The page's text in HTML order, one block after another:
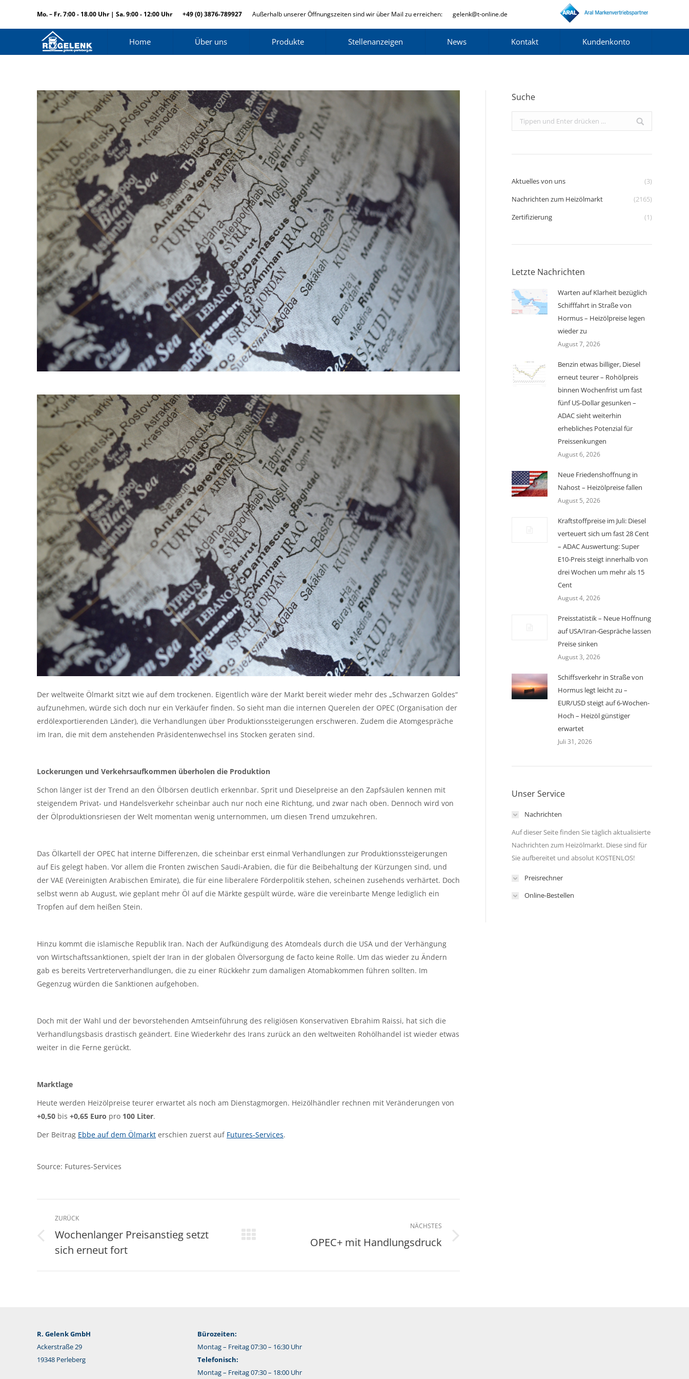
Mo. – Fr. 7:00 - 18.00 Uhr | Sa. 9:00 - 12:00 Uhr +49 (0) 3876-789927 Außerhalb unserer Öffnungszeiten sind wir über Mail zu erreichen: gelenk@t-online.de
Home Über uns Produkte Stellenanzeigen News Kontakt Kundenkonto
Der weltweite Ölmarkt sitzt wie auf dem trockenen. Eigentlich wäre der Markt bereit wieder mehr des „Schwarzen Goldes“
aufzunehmen, würde sich doch nur ein Verkäufer finden. So sieht man die internen Querelen der OPEC (Organisation der
erdölexportierenden Länder), die Verhandlungen über Produktionssteigerungen erschweren. Zudem die Atomgespräche
im Iran, die mit dem anstehenden Präsidentenwechsel ins Stocken geraten sind.
Lockerungen und Verkehrsaufkommen überholen die Produktion
Schon länger ist der Trend an den Ölbörsen deutlich erkennbar. Sprit und Dieselpreise an den Zapfsäulen kennen mit
steigendem Privat- und Handelsverkehr scheinbar auch nur noch eine Richtung, und zwar nach oben. Dennoch wird von
der Ölproduktionsriesen der Welt momentan wenig unternommen, um diesen Trend umzukehren.
Das Ölkartell der OPEC hat interne Differenzen, die scheinbar erst einmal Verhandlungen zur Produktionssteigerungen
auf Eis gelegt haben. Vor allem die Fronten zwischen Saudi-Arabien, die für die Beibehaltung der Kürzungen sind, und
der VAE (Vereinigten Arabischen Emirate), die für eine liberalere Förderpolitik stehen, scheinen zusehends verhärtet. Doch
selbst wenn ab August, wie geplant mehr Öl auf die Märkte gespült würde, wäre die vereinbarte Menge lediglich ein
Tropfen auf dem heißen Stein.
Hinzu kommt die islamische Republik Iran. Nach der Aufkündigung des Atomdeals durch die USA und der Verhängung
von Wirtschaftssanktionen, spielt der Iran in der globalen Ölversorgung de facto keine Rolle. Um das wieder zu Ändern
gab es bereits Vertreterverhandlungen, die zu einer Rückkehr zum damaligen Atomabkommen führen sollten. Im
Gegenzug würden die Sanktionen aufgehoben.
Doch mit der Wahl und der bevorstehenden Amtseinführung des religiösen Konservativen Ebrahim Raissi, hat sich die
Verhandlungsbasis drastisch geändert. Eine Wiederkehr des Irans zurück an den weltweiten Rohölhandel ist wieder etwas
weiter in die Ferne gerückt.
Marktlage
Heute werden Heizölpreise teurer erwartet als noch am Dienstagmorgen. Heizölhändler rechnen mit Veränderungen von
+0,50 bis +0,65 Euro pro 100 Liter.
Der Beitrag Ebbe auf dem Ölmarkt erschien zuerst auf Futures-Services.
Source: Futures-Services
Kommentarnavigation
ZURÜCK
Vorheriger
Beitrag:
Wochenlanger Preisanstieg setzt
sich erneut fort
NÄCHSTES
OPEC+ mit Handlungsdruck
Suche
Search:
Aktuelles von uns
(3)
Nachrichten zum Heizölmarkt
(2165)
Zertifizierung
(1)
Letzte Nachrichten
Warten auf Klarheit bezüglich
Schifffahrt in Straße von
Hormus – Heizölpreise legen
wieder zu
August 7, 2026
Benzin etwas billiger, Diesel
erneut teurer – Rohölpreis
binnen Wochenfrist um fast
fünf US-Dollar gesunken –
ADAC sieht weiterhin
erhebliches Potenzial für
Preissenkungen
August 6, 2026
Neue Friedenshoffnung in
Nahost – Heizölpreise fallen
August 5, 2026
Kraftstoffpreise im Juli: Diesel
verteuert sich um fast 28 Cent
– ADAC Auswertung: Super
E10-Preis steigt innerhalb von
drei Wochen um mehr als 15
Cent
August 4, 2026
Preisstatistik – Neue Hoffnung
auf USA/Iran-Gespräche lassen
Preise sinken
August 3, 2026
Schiffsverkehr in Straße von
Hormus legt leicht zu –
EUR/USD steigt auf 6-Wochen-
Hoch – Heizöl günstiger
erwartet
Juli 31, 2026
Unser Service
Nachrichten
Auf dieser Seite finden Sie täglich aktualisierte
Nachrichten zum Heizölmarkt. Diese sind für
Sie aufbereitet und absolut KOSTENLOS!
Preisrechner
Online-Bestellen
R. Gelenk GmbH
Ackerstraße 29
19348 Perleberg
Bürozeiten:
Montag – Freitag 07:30 – 16:30 Uhr
Telefonisch:
Montag – Freitag 07:30 – 18:00 Uhr